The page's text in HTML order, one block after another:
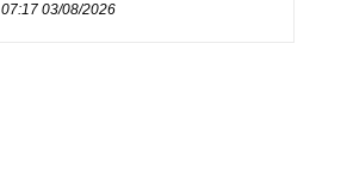
07:17 03/08/2026